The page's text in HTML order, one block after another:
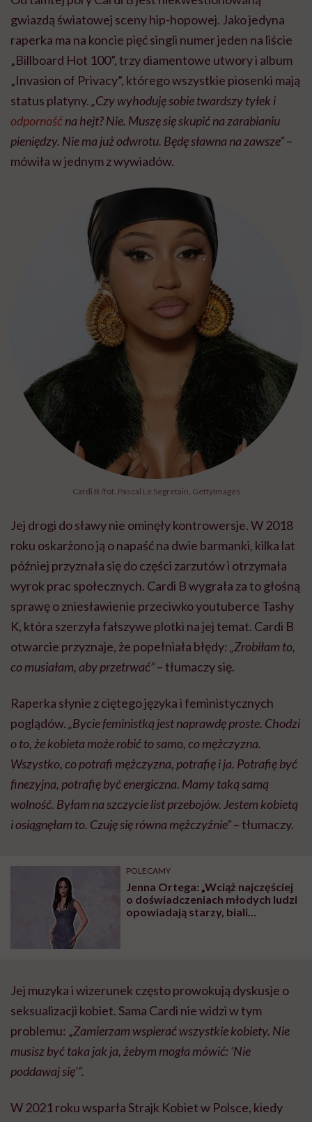
gwiazdą światowej sceny hip-hopowej. Jako jedyna
raperka ma na koncie pięć singli numer jeden na liście
„Billboard Hot 100”, trzy diamentowe utwory i album
„Invasion of Privacy”, którego wszystkie piosenki mają
status platyny.„Czy wyhoduję sobie twardszy tyłek i
odpornośćna hejt? Nie. Muszę się skupić na zarabianiu
pieniędzy. Nie ma już odwrotu. Będę sławna na zawsze”–
mówiła w jednym z wywiadów.
Cardi B /fot. Pascal Le Segretain, GettyImages
Jej drogi do sławy nie ominęły kontrowersje. W 2018
roku oskarżono ją o napaść na dwie barmanki, kilka lat
później przyznała się do części zarzutów i otrzymała
wyrok prac społecznych. Cardi B wygrała za to głośną
sprawę o zniesławienie przeciwko youtuberce Tashy
K, która szerzyła fałszywe plotki na jej temat. Cardi B
otwarcie przyznaje, że popełniała błędy: „Zrobiłam to,
co musiałam, aby przetrwać”– tłumaczy się.
Raperka słynie z ciętego języka i feministycznych
poglądów.„Bycie feministką jest naprawdę proste. Chodzi
o to, że kobieta może robić to samo, co mężczyzna.
Wszystko, co potrafi mężczyzna, potrafię i ja. Potrafię być
finezyjna, potrafię być energiczna. Mamy taką samą
wolność. Byłam na szczycie list przebojów. Jestem kobietą
i osiągnęłam to. Czuję się równa mężczyźnie”– tłumaczy.
POLECAMY
Jenna Ortega: „Wciąż najczęściej
o doświadczeniach młodych ludzi
opowiadają starzy, biali
Jej muzyka i wizerunek często prowokują dyskusje o
seksualizacji kobiet. Sama Cardi nie widzi w tym
problemu: „Zamierzam wspierać wszystkie kobiety. Nie
musisz być taka jak ja, żebym mogła mówić: ‘Nie
poddawaj się’”.
W 2021 roku wsparła Strajk Kobiet w Polsce, kiedy